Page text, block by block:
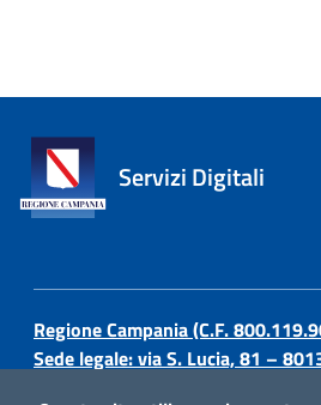
Servizi Digitali
Regione Campania (C.F.
Sede legale: via S. Lucia, 81 –